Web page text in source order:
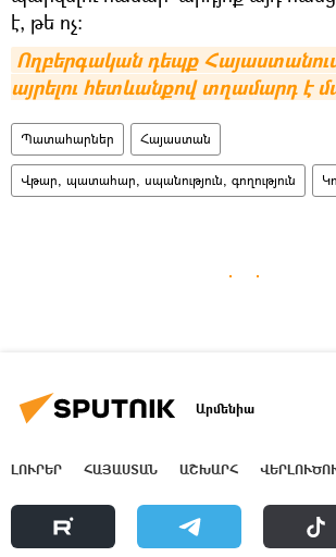
է, թե ոչ։
Ողբերգական դեպք
այրելու հետևանքով տղամարդ է
Պատահարներ Հայաստան
Վթար, պատահար, սպանություն, գողություն
Արմենիա
ԼՈՒՐԵՐ ՀԱՅԱՍՏԱՆ ԱՇԽԱՐՀ